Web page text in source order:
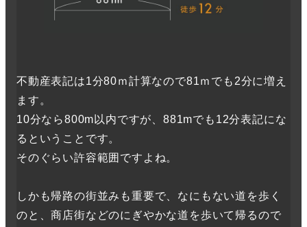
不動産表記は1分80ｍ計算なので81ｍでも2分に増え
ます。
10分なら800m以内ですが、881mでも12分表記にな
るということです。
そのぐらい許容範囲ですよね。
しかも帰路の街並みも重要で、なにもない道を歩く
のと、商店街などのにぎやかな道を歩いて帰るので